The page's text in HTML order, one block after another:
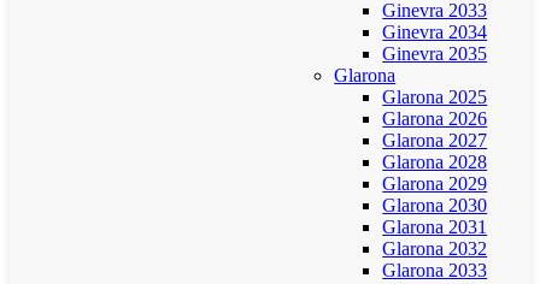
Ginevra 2033
Ginevra 2034
Ginevra 2035
Glarona
Glarona 2025
Glarona 2026
Glarona 2027
Glarona 2028
Glarona 2029
Glarona 2030
Glarona 2031
Glarona 2032
Glarona 2033